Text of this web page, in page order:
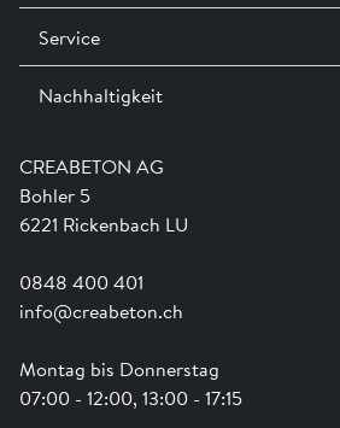
Bestellformular A0601 CENTUB®
CREABETON AG
Bohler 5
6221 Rickenbach LU
0848 400 401
info@creabeton.ch
Montag bis Donnerstag
07:00 - 12:00, 13:00 - 17:15
Kontakt / Standorte
Ausstellungen
Team
Ausbildung
Service
Dienstleistungen
Shop Hilfe
Anwendungsunterstützung
Newsletter
Nachhaltigkeit
Engagement
Swissness
Schwammstadt